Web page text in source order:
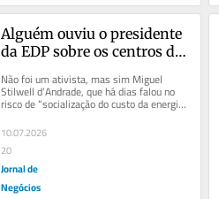
Alguém ouviu o presidente
da EDP sobre os centros de
Não foi um ativista, mas sim Miguel
Stilwell d’Andrade, que há dias falou no
risco de “socialização do custo da energia”
10.07.2026
20
Jornal de
Negócios